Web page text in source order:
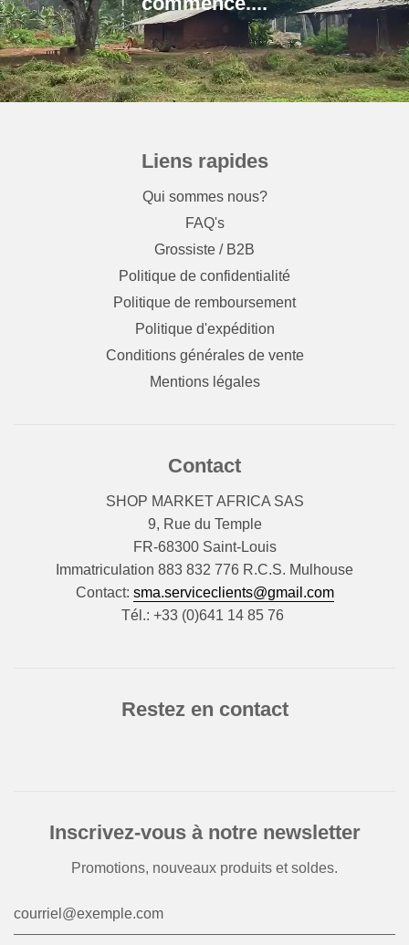
Liens rapides
Qui sommes nous?
FAQ's
Grossiste / B2B
Politique de confidentialité
Politique de remboursement
Politique d'expédition
Conditions générales de vente
Mentions légales
Contact
SHOP MARKET AFRICA SAS
9, Rue du Temple
FR-68300 Saint-Louis
Immatriculation 883 832 776 R.C.S. Mulhouse
Contact: sma.serviceclients@gmail.com
Tél.: +33 (0)641 14 85 76
Restez en contact
Inscrivez-vous à notre newsletter
Promotions, nouveaux produits et soldes.